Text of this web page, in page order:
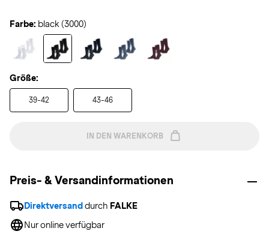
Farbe: black (3000)
Größe:
39-42 43-46
IN DEN WARENKORB
Preis- & Versandinformationen
Direktversand durch FALKE
Nur online verfügbar